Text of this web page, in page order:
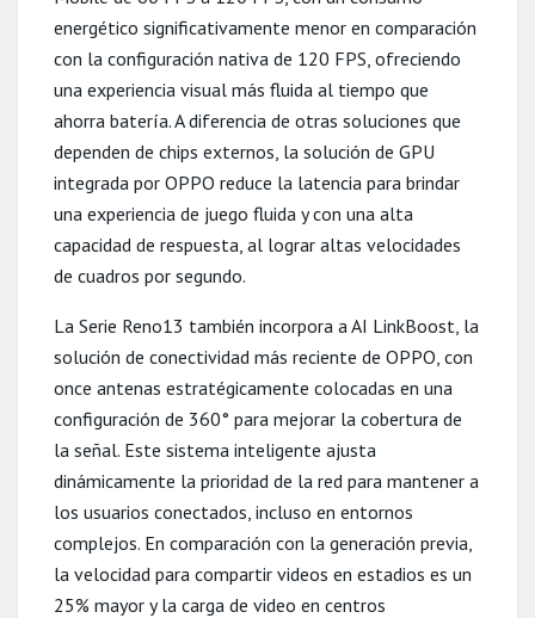
energético significativamente menor en comparación
con la configuración nativa de 120 FPS, ofreciendo
una experiencia visual más fluida al tiempo que
ahorra batería. A diferencia de otras soluciones que
dependen de chips externos, la solución de GPU
integrada por OPPO reduce la latencia para brindar
una experiencia de juego fluida y con una alta
capacidad de respuesta, al lograr altas velocidades
de cuadros por segundo.
La Serie Reno13 también incorpora a AI LinkBoost, la
solución de conectividad más reciente de OPPO, con
once antenas estratégicamente colocadas en una
configuración de 360° para mejorar la cobertura de
la señal. Este sistema inteligente ajusta
dinámicamente la prioridad de la red para mantener a
los usuarios conectados, incluso en entornos
complejos. En comparación con la generación previa,
la velocidad para compartir videos en estadios es un
25% mayor y la carga de video en centros